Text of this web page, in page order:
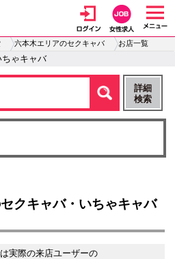
六本木エリアのセクキャバ お店一覧
ゃキャバ
詳細
検索
クキャバ・いちゃキャバ
実際の来店ユーザーの